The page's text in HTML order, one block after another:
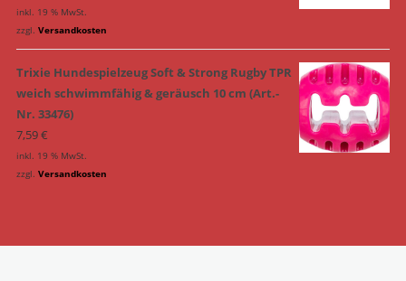
inkl. 19 % MwSt.
zzgl. Versandkosten
Trixie Hundespielzeug Soft & Strong Rugby TPR
weich schwimmfähig & geräusch 10 cm (Art.-
Nr. 33476)
7,59€
inkl. 19 % MwSt.
zzgl. Versandkosten